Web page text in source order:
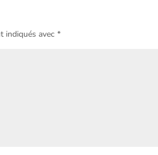
indiqués avec*